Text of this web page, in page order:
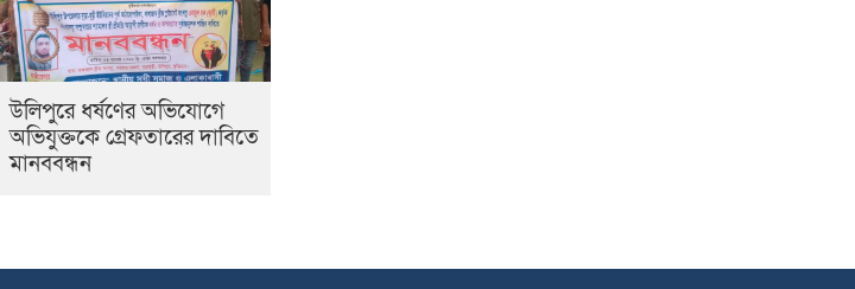
উলিপুরে ধর্ষণের অভিযোগে
অভিযুক্তকে গ্রেফতারের দাবিতে
মানববন্ধন